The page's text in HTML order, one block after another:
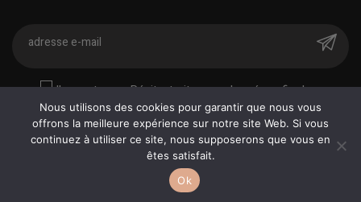
J'accepte que Pépite. traite mes données afin de
prendre contact avec moi.
Conditions générales d’utilisation CCV
Nous utilisons des cookies pour garantir que nous vous
offrons la meilleure expérience sur notre site Web. Si vous
continuez à utiliser ce site, nous supposerons que vous en
êtes satisfait.
Ok